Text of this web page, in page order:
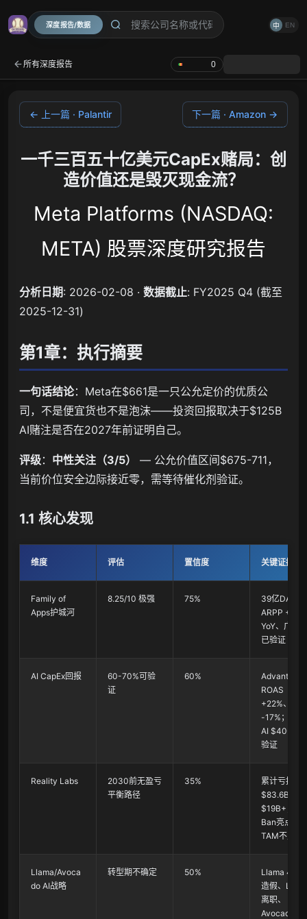
深度报告/数据 中 EN
所有深度报告 0
← 上一篇 · Palantir 下一篇 · Amazon →
一千三百五十亿美元CapEx赌局：创
造价值还是毁灭现金流？
Meta Platforms (NASDAQ:
META) 股票深度研究报告
分析日期: 2026-02-08 · 数据截止: FY2025 Q4 (截至
2025-12-31)
第1章：执行摘要
一句话结论：Meta在$661是一只公允定价的优质公
司，不是便宜货也不是泡沫——投资回报取决于$125B
AI赌注是否在2027年前证明自己。
评级： 中性关注（3/5）
— 公允价值区间$675-711，
当前价位安全边际接近零，需等待催化剂验证。
1.1 核心发现
维度 评估 置信度 关键证据
Family of
Apps护城河
8.25/10 极强 75%
39亿DAP、
ARPP +15%
YoY、广告AI
已验证
AI CapEx回报
60-70%可验
证
60%
ROAS
+22%、CPA
-17%；但
AI $40-
验证
Reality Labs
2030前无盈亏
平衡路径
35%
累计亏损
$83.6B，年
$19B+；
Ban亮点但
TAM不足
Llama/Avoca
do AI战略
转型期不确定 50%
Llama 4基
造假、
离职、
Avocado闭